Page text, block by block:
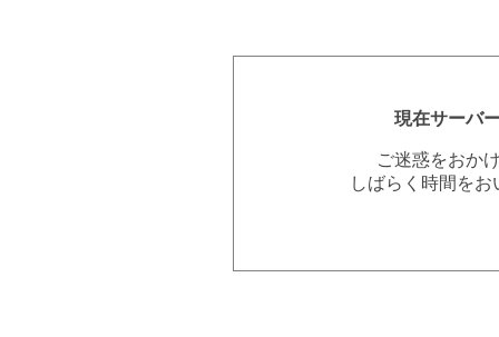
現在サーバ
ご迷惑をおか
しばらく時間を